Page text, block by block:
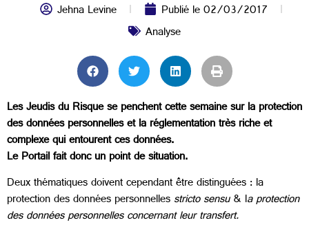
Jehna Levine Publié le02/03/2017
Analyse
Les Jeudis du Risque se penchent cette semaine sur la protection
des données personnelles et la réglementation très riche et
complexe qui entourent ces données.
Le Portail fait donc un point de situation.
Deux thématiques doivent cependant être distinguées : la
protection des données personnellesstricto sensu& la protection
des données personnelles concernant leur transfert.